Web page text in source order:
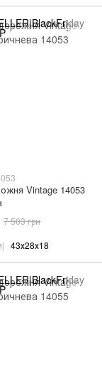
Vintage 14053
7 503 грн
43х28х18